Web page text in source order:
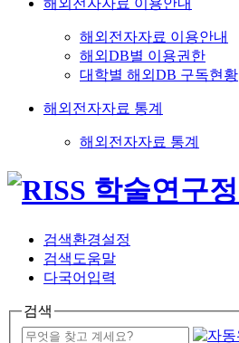
해외전자자료 이용안내
해외전자자료 이용안내
해외DB별 이용권한
대학별 해외DB 구독현황
해외전자자료 통계
해외전자자료 통계
검색환경설정
검색도움말
다국어입력
검색